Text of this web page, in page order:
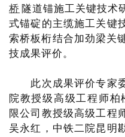
桥 隧道锚施工关键技术
式锚碇的主缆施工关键
索桥板桁结合加劲梁关
技成果评价。
此次成果评价专家委
院教授级高级工程师柏
限公司教授级高级工程
吴永红，中铁二院昆明